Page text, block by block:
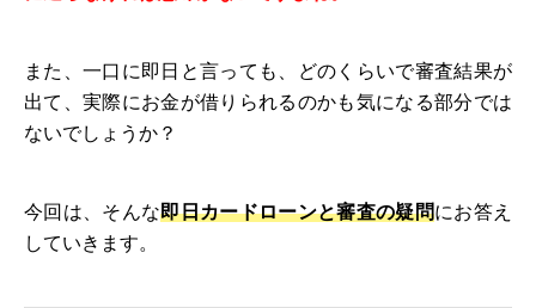
また、一口に即日と言っても、どのくらいで審査結果が
出て、実際にお金が借りられるのかも気になる部分では
ないでしょうか？
今回は、そんな即日カードローンと審査の疑問にお答え
していきます。